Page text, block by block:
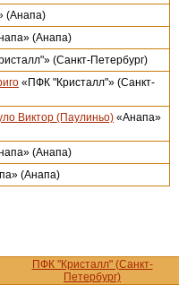
(Анапа)
(Анапа)
(Санкт-Петербург)
«ПФК "Кристалл"» (Санкт-
Виктор (Паулиньо) «Анапа»
(Анапа)
(Анапа)
ПФК "Кристалл" (Санкт-
Петербург)